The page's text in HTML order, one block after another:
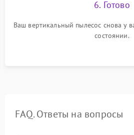
6. Готово
Ваш вертикальный пылесос снова у
состоянии.
FAQ. Ответы на вопросы